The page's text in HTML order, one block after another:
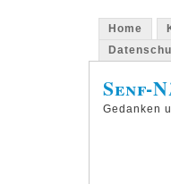
Home
Senf-
Gedanken